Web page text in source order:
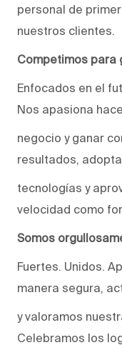
personal de
nuestros clientes.
Competimos para
Enfocados en el
Nos apasiona
negocio y ganar
resultados,
tecnologías y
velocidad como
Somos
Fuertes. Unidos.
manera segura,
y valoramos
Celebramos los